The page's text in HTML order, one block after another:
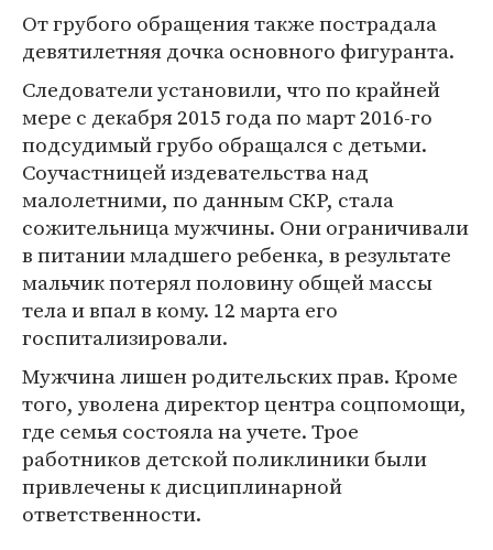
От грубого обращения также пострадала
девятилетняя дочка основного фигуранта.
Следователи установили, что по крайней
мере с декабря 2015 года по март 2016-го
подсудимый грубо обращался с детьми.
Соучастницей издевательства над
малолетними, по данным СКР, стала
сожительница мужчины. Они ограничивали
в питании младшего ребенка, в результате
мальчик потерял половину общей массы
тела и впал в кому. 12 марта его
госпитализировали.
Мужчина лишен родительских прав. Кроме
того, уволена директор центра соцпомощи,
где семья состояла на учете. Трое
работников детской поликлиники были
привлечены к дисциплинарной
ответственности.